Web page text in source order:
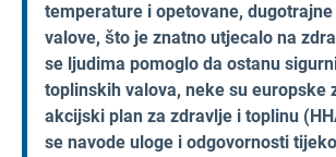
temperature i opetovane,
valove, što je znatno utjecalo na
se ljudima pomoglo da ostanu
toplinskih valova, neke su europske
akcijski plan za zdravlje i toplinu
se navode uloge i odgovornosti